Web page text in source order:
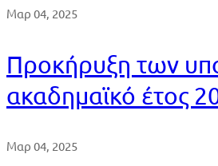
Μαρ 04, 2025
Προκήρυξη των
ακαδημαϊκό έτος
Μαρ 04, 2025